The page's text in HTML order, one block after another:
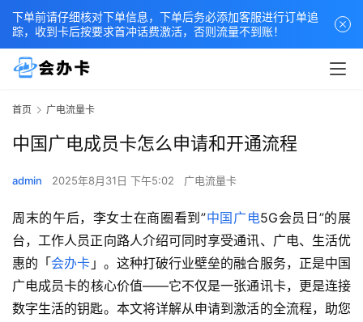
首页 广电流量卡
中国广电成员卡怎么申请和开通流程
admin 2025年8月31日 下午5:02 广电流量卡
周末的午后，李女士在商圈看到”中国广电5G会员日”的展
台，工作人员正向路人介绍可同时享受通讯、广电、生活优
惠的「会办卡 」。这种打破行业壁垒的融合服务，正是中国
广电成员卡的核心价值——它不仅是一张通讯卡，更是连接
数字生活的钥匙。本文将详解从申请到激活的全流程，助您
下单前请仔细核对下单信息，下单后务必添加客服进行订单追
踪，收到卡后按要求首冲话费激活，否则流量不到账！